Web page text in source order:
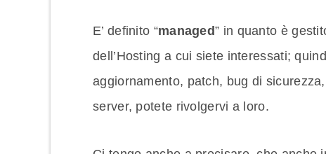
E’ definito “managed” in quanto è
dell’Hosting a cui siete interessati;
aggiornamento, patch, bug di
server, potete rivolgervi a loro.